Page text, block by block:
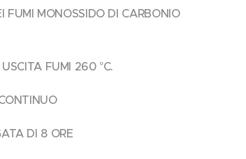
FUMI MONOSSIDO DI CARBONIO
FUMI 260 °C.
DI 8 ORE